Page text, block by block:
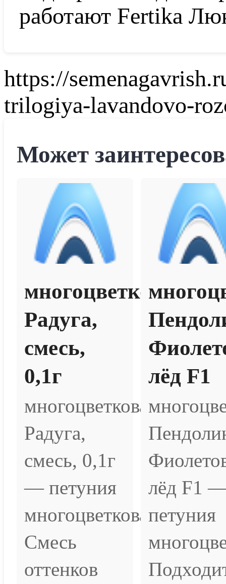
работают Fertika
https://
trilogiya-lavandovo-
Может
многоцветковая
Радуга,
смесь,
0,1г
многоцветковая
Радуга,
смесь, 0,1г
— петуния
многоцветковая.
Смесь
оттенков
лёд F1
лёд F1
петуния